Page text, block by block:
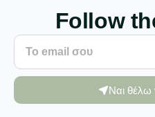
Follow
Ναι